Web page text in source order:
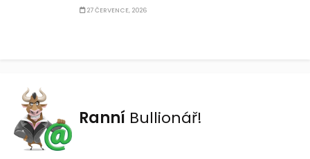
27 ČERVENCE, 2026
Ranní Bullionář!